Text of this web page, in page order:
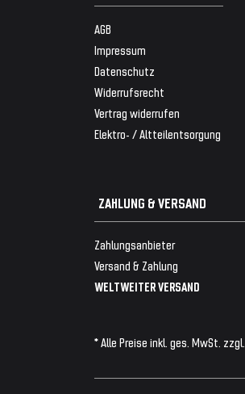
AGB
Impressum
Datenschutz
Widerrufsrecht
Vertrag widerrufen
Elektro- / Altteilentsorgung
ZAHLUNG & VERSAND
Zahlungsanbieter
Versand & Zahlung
WELTWEITER VERSAND
* Alle Preise inkl. ges. MwSt. zzgl.